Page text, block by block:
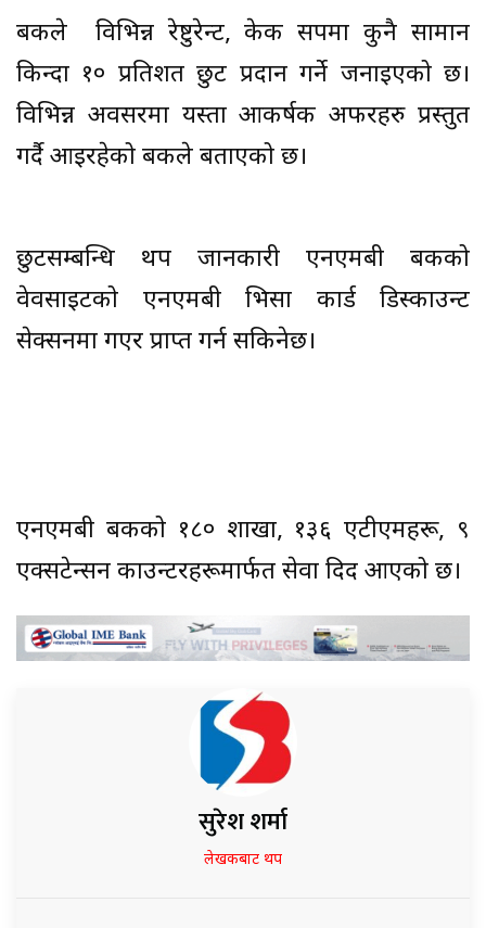
बैंकले विभिन्न रेष्टुरेन्ट, केक सपमा कुनै सामान
किन्दा १० प्रतिशत छुट प्रदान गर्ने जनाइएको छ।
विभिन्न अवसरमा यस्ता आकर्षक अफरहरु प्रस्तुत
गर्दै आइरहेको बैंकले बताएको छ।
छुटसम्बन्धि थप जानकारी एनएमबी बैंकको
वेवसाइटको एनएमबी भिसा कार्ड डिस्काउन्ट
सेक्सनमा गएर प्राप्त गर्न सकिनेछ।
एनएमबी बैंकको १८० शाखा, १३६ एटीएमहरू, ९
एक्सटेन्सन काउन्टरहरूमार्फत सेवा दिदैं आएको छ।
सुरेश शर्मा
लेखकबाट थप